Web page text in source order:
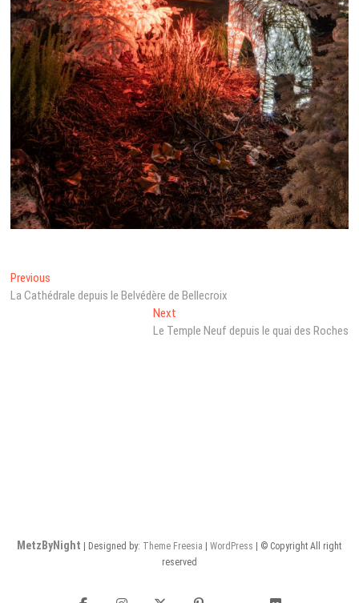
Navigation
de
Previous
post:
La Cathédrale depuis le Belvédère de Bellecroix
NextNext
post:
Le Temple Neuf depuis le quai des Roches
MetzByNight | Designed by: Theme Freesia |WordPress
| © Copyright All right
reserved